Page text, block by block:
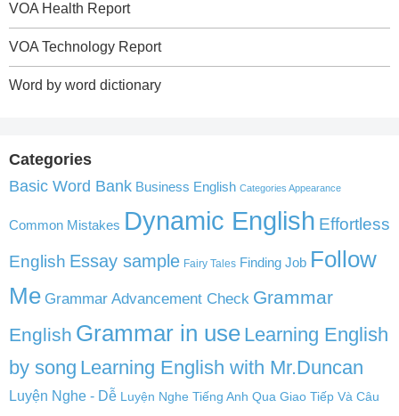
VOA Health Report
VOA Technology Report
Word by word dictionary
Categories
Basic Word Bank Business English Categories Appearance
Common Mistakes Dynamic English Effortless
English Essay sample Fairy Tales Finding Job Follow
Me Grammar Advancement Check Grammar
English Grammar in use Learning English
by song Learning English with Mr.Duncan
Luyện Nghe - Dễ Luyện Nghe Tiếng Anh Qua Giao Tiếp Và Câu